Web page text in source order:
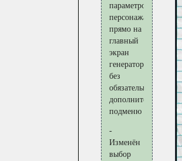
параметров
персонажа
прямо на
главный
экран
генератора
без
обязательного
дополнительного
подменю
-
Изменён
выбор